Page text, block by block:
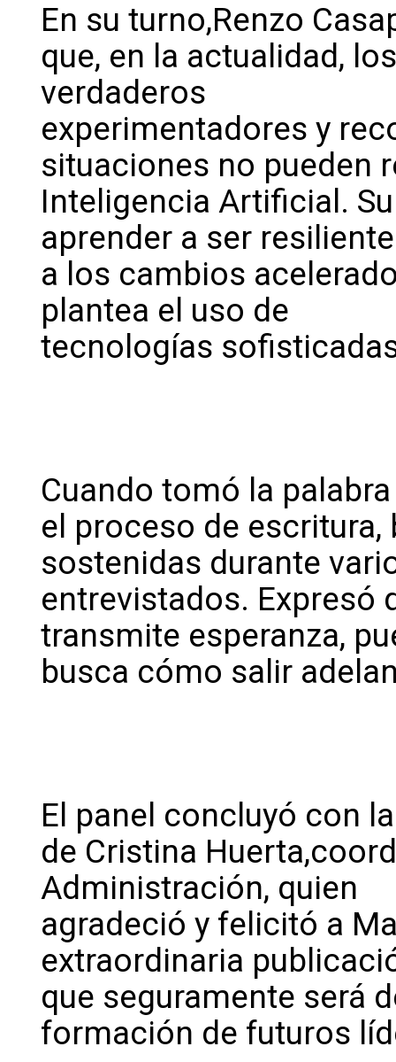
En su turno,Renzo
que, en la actualidad,
verdaderos
experimentadores y
situaciones no pueden
Inteligencia Artificial.
aprender a ser
a los cambios
plantea el uso de
tecnologías
Cuando tomó la
el proceso de
sostenidas durante
entrevistados. Expresó
transmite esperanza,
busca cómo salir
El panel concluyó con
de Cristina
Administración, quien
agradeció y felicitó a
extraordinaria
que seguramente será
formación de futuros